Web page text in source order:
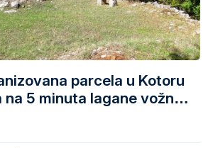
parcela u Kotoru
na 5 minuta lagane vožnje